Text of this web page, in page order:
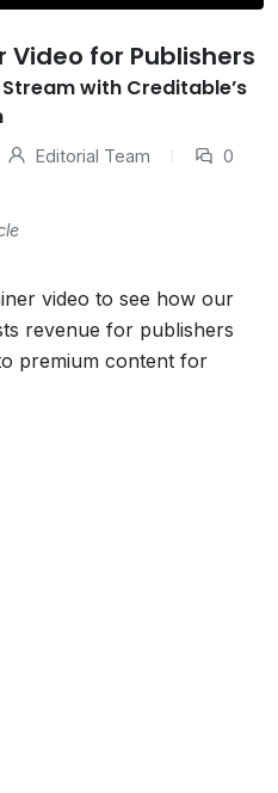
for Publishers
with Creditable’s
Editorial Team 0
video to see how our
revenue for publishers
premium content for